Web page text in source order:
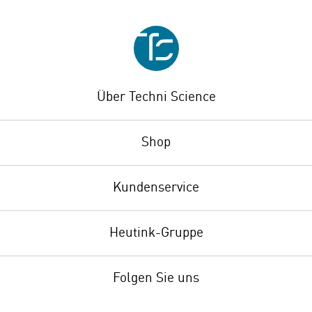
Über Techni Science
Shop
Kundenservice
Heutink-Gruppe
Folgen Sie uns